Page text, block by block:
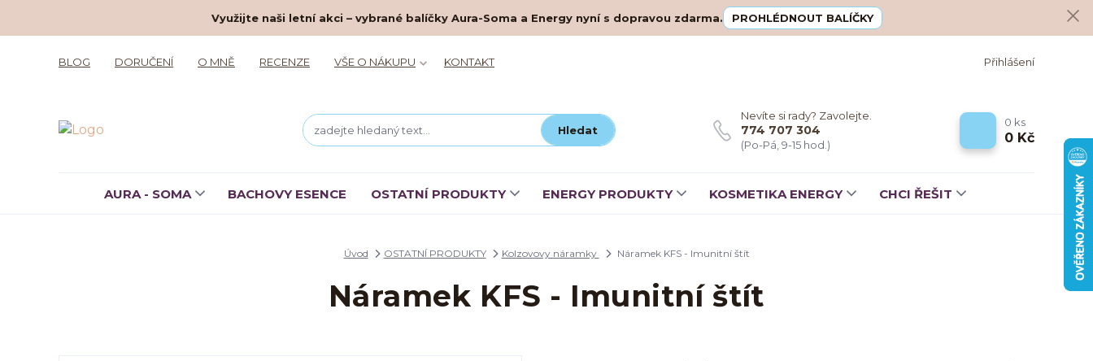
Využijte naši letní akci – vybrané balíčky Aura-Soma a Energy nyní s dopravou zdarma. PROHLÉDNOUT BALÍČKY
BLOG DORUČENÍ O MNĚ RECENZE VŠE O NÁKUPU KONTAKT Přihlášení
Hledat
Nevíte si rady? Zavolejte.
774 707 304
(Po-Pá, 9-15 hod.)
0 ks
0 Kč
AURA - SOMA BACHOVY ESENCE OSTATNÍ PRODUKTY ENERGY PRODUKTY KOSMETIKA ENERGY CHCI ŘEŠIT
Úvod OSTATNÍ PRODUKTY Kolzovovy náramky Náramek KFS - Imunitní štít
Náramek KFS - Imunitní štít